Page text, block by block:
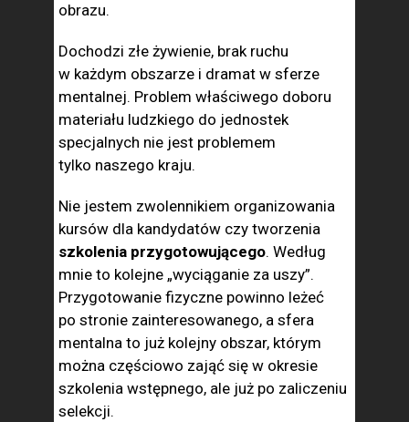
obrazu.
Dochodzi złe żywienie, brak ruchu
w każdym obszarze i dramat w sferze
mentalnej. Problem właściwego doboru
materiału ludzkiego do jednostek
specjalnych nie jest problemem
tylko naszego kraju.
Nie jestem zwolennikiem organizowania
kursów dla kandydatów czy tworzenia
szkolenia przygotowującego. Według
mnie to kolejne „wyciąganie za uszy”.
Przygotowanie fizyczne powinno leżeć
po stronie zainteresowanego, a sfera
mentalna to już kolejny obszar, którym
można częściowo zająć się w okresie
szkolenia wstępnego, ale już po zaliczeniu
selekcji.